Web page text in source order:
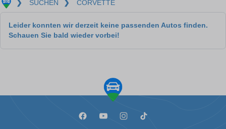
❯ SUCHEN ❯ CORVETTE
Leider konnten wir derzeit keine passenden Autos finden.
Schauen Sie bald wieder vorbei!